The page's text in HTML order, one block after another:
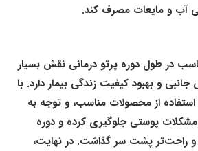
آب و مایعات مصرف کند.
در طول دوره پرتو درمانی نقش بسیار
و بهبود کیفیت زندگی بیمار دارد. با
از محصولات مناسب، و توجه به
مشکلات پوستی جلوگیری کرده و دوره
و راحت‌تر پشت سر گذاشت. در نهایت،